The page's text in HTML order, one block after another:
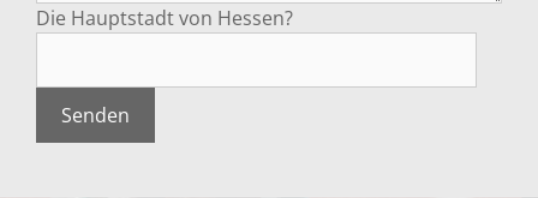
Die Hauptstadt von Hessen?